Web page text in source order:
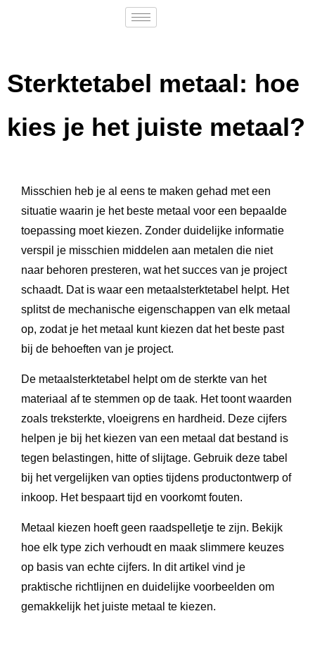
Sterktetabel metaal: hoe
kies je het juiste metaal?
Misschien heb je al eens te maken gehad met een
situatie waarin je het beste metaal voor een bepaalde
toepassing moet kiezen. Zonder duidelijke informatie
verspil je misschien middelen aan metalen die niet
naar behoren presteren, wat het succes van je project
schaadt. Dat is waar een metaalsterktetabel helpt. Het
splitst de mechanische eigenschappen van elk metaal
op, zodat je het metaal kunt kiezen dat het beste past
bij de behoeften van je project.
De metaalsterktetabel helpt om de sterkte van het
materiaal af te stemmen op de taak. Het toont waarden
zoals treksterkte, vloeigrens en hardheid. Deze cijfers
helpen je bij het kiezen van een metaal dat bestand is
tegen belastingen, hitte of slijtage. Gebruik deze tabel
bij het vergelijken van opties tijdens productontwerp of
inkoop. Het bespaart tijd en voorkomt fouten.
Metaal kiezen hoeft geen raadspelletje te zijn. Bekijk
hoe elk type zich verhoudt en maak slimmere keuzes
op basis van echte cijfers. In dit artikel vind je
praktische richtlijnen en duidelijke voorbeelden om
gemakkelijk het juiste metaal te kiezen.